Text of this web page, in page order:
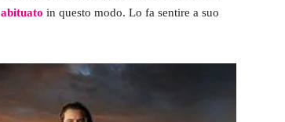
abituato in questo modo. Lo fa sentire a suo